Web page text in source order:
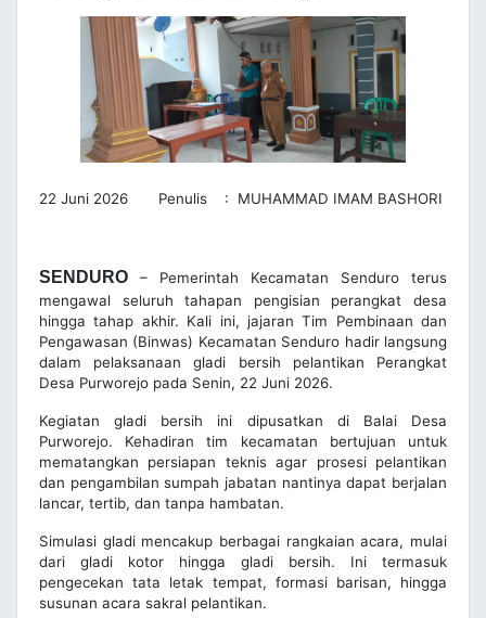
22 Juni 2026 Penulis : MUHAMMAD IMAM BASHORI
SENDURO – Pemerintah Kecamatan Senduro terus
mengawal seluruh tahapan pengisian perangkat desa
hingga tahap akhir. Kali ini, jajaran Tim Pembinaan dan
Pengawasan (Binwas) Kecamatan Senduro hadir langsung
dalam pelaksanaan gladi bersih pelantikan Perangkat
Desa Purworejo pada Senin, 22 Juni 2026.
Kegiatan gladi bersih ini dipusatkan di Balai Desa
Purworejo. Kehadiran tim kecamatan bertujuan untuk
mematangkan persiapan teknis agar prosesi pelantikan
dan pengambilan sumpah jabatan nantinya dapat berjalan
lancar, tertib, dan tanpa hambatan.
Simulasi gladi mencakup berbagai rangkaian acara, mulai
dari gladi kotor hingga gladi bersih. Ini termasuk
pengecekan tata letak tempat, formasi barisan, hingga
susunan acara sakral pelantikan.